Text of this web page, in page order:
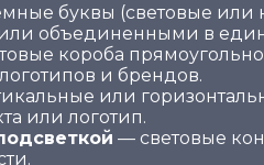
буквы (световые или
объединенными в
короба
и брендов.
или
или логотип.
— световые